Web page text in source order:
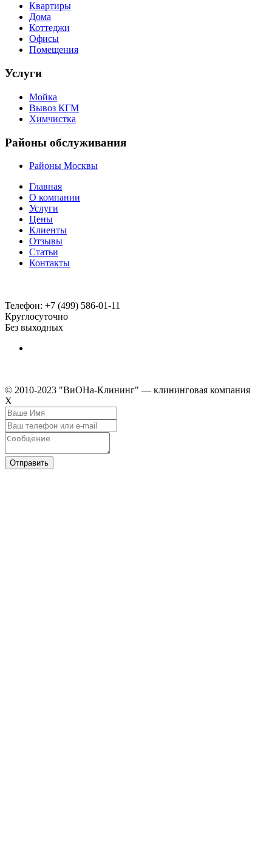
Квартиры
Дома
Коттеджи
Офисы
Помещения
Услуги
Мойка
Вывоз КГМ
Химчистка
Районы обслуживания
Районы Москвы
Главная
О компании
Услуги
Цены
Клиенты
Отзывы
Статьи
Контакты
Телефон: +7 (499) 586-01-11
Круглосуточно
Без выходных
© 2010-2023 "ВиОНа-Клининг" — клининговая компания
Х